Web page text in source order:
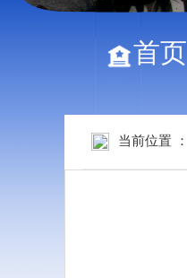
首页
当前位置 ：